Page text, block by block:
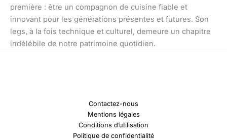
première : être un compagnon de cuisine fiable et
innovant pour les générations présentes et futures. Son
legs, à la fois technique et culturel, demeure un chapitre
indélébile de notre patrimoine quotidien.
Contactez-nous
Mentions légales
Conditions d’utilisation
Politique de confidentialité